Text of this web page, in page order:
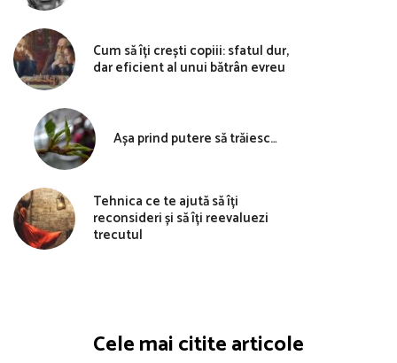
Cum să îți crești copiii: sfatul dur,
dar eficient al unui bătrân evreu
Așa prind putere să trăiesc…
Tehnica ce te ajută să îți
reconsideri și să îți reevaluezi
trecutul
Cele mai citite articole